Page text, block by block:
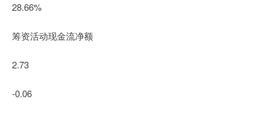
28.66%
筹资活动现金流净额
2.73
-0.06